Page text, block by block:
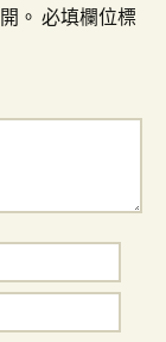
。 必填欄位標